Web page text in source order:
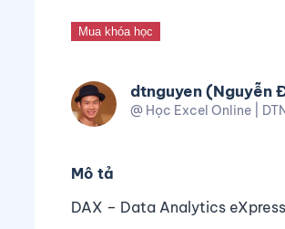
Mua khóa học
dtnguyen (Nguyễn
@ Học Excel Online |
Mô tả
DAX – Data Analytics